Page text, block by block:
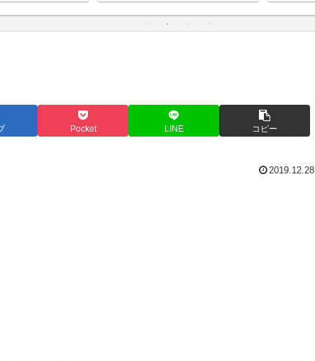
Pocket LINE コピー
2019.12.28